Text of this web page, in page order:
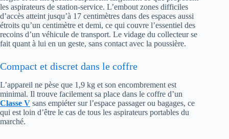
les aspirateurs de station-service. L’embout zones difficiles
d’accès atteint jusqu’à 17 centimètres dans des espaces aussi
étroits qu’un centimètre et demi, ce qui couvre l’essentiel des
recoins d’un véhicule de transport. Le vidage du collecteur se
fait quant à lui en un geste, sans contact avec la poussière.
Compact et discret dans le coffre
L’appareil ne pèse que 1,9 kg et son encombrement est
minimal. Il trouve facilement sa place dans le coffre d’un
Classe V sans empiéter sur l’espace passager ou bagages, ce
qui est loin d’être le cas de tous les aspirateurs portables du
marché.